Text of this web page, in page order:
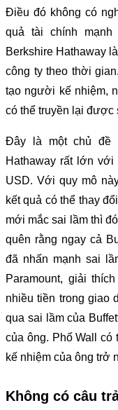
Điều đó không có
quả tài chính
Berkshire Hathaway
công ty theo thời
tạo người kế nhiệm,
có thể truyền lại được
Đây là một chủ đề
Hathaway rất lớn
USD. Với quy mô
kết quả có thể thay
mới mắc sai lầm thì
quên rằng ngay cả
đã nhấn mạnh sai
Paramount, giải
nhiều tiền trong giao
qua sai lầm của
của ông. Phố Wall
kế nhiệm của ông trở
Không có câu